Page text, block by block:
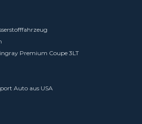
Premium Coupe 3LT
Auto aus USA